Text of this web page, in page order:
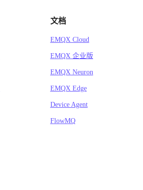
文档
EMQX Cloud
EMQX 企业版
EMQX Neuron
EMQX Edge
Device Agent
FlowMQ